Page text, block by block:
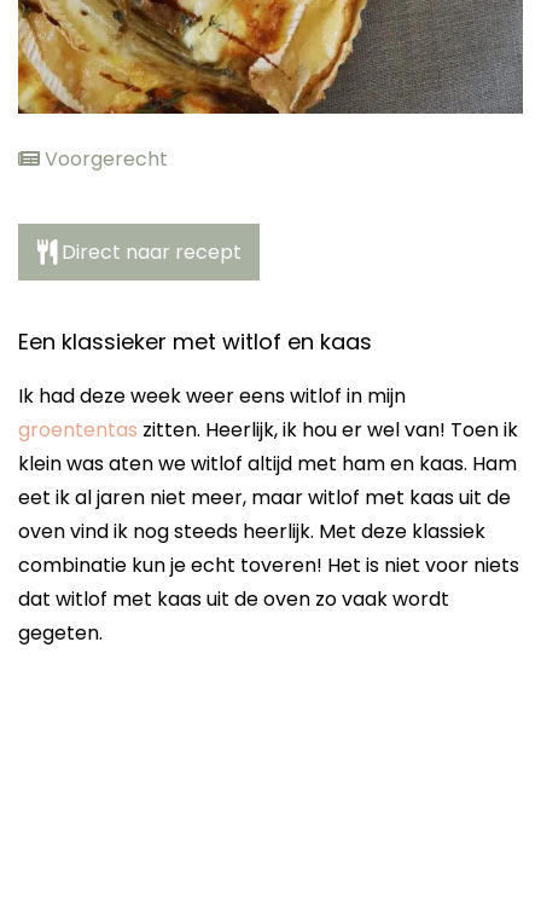
Voorgerecht
Direct naar recept
Een klassieker met witlof en kaas
Ik had deze week weer eens witlof in mijn
groententas zitten. Heerlijk, ik hou er wel van! Toen ik
klein was aten we witlof altijd met ham en kaas. Ham
eet ik al jaren niet meer, maar witlof met kaas uit de
oven vind ik nog steeds heerlijk. Met deze klassiek
combinatie kun je echt toveren! Het is niet voor niets
dat witlof met kaas uit de oven zo vaak wordt
gegeten.